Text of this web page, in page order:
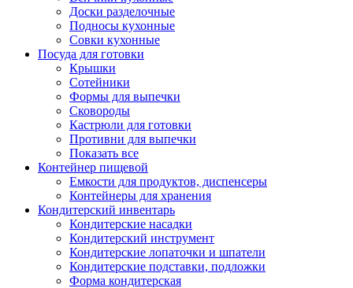
Доски разделочные
Подносы кухонные
Совки кухонные
Посуда для готовки
Крышки
Сотейники
Формы для выпечки
Сковороды
Кастрюли для готовки
Противни для выпечки
Показать все
Контейнер пищевой
Емкости для продуктов, диспенсеры
Контейнеры для хранения
Кондитерский инвентарь
Кондитерские насадки
Кондитерский инструмент
Кондитерские лопаточки и шпатели
Кондитерские подставки, подложки
Форма кондитерская